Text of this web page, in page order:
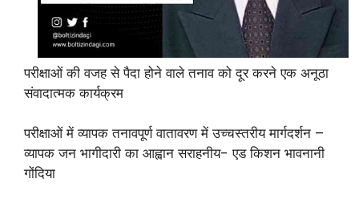
परीक्षाओं की वजह से पैदा होने वाले तनाव को दूर करने एक अनूठा
संवादात्मक कार्यक्रम
परीक्षाओं में व्यापक तनावपूर्ण वातावरण में उच्चस्तरीय मार्गदर्शन –
व्यापक जन भागीदारी का आह्वान सराहनीय- एड किशन भावनानी
गोंदिया